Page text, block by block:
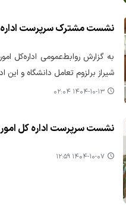
نشست مشترک سرپرست اداره
به گزارش روابط‌عمومی اداره‌کل
شیراز برلزوم تعامل دانشگاه و
۱۴۰۴-۱۰-۱۳ ۰۲:۰۴
نشست سرپرست اداره کل امور
۱۴۰۴-۱۰-۰۷ ۱۲:۵۹